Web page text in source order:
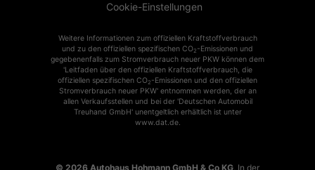
Cookie-Einstellungen
Weitere Informationen zum offiziellen Kraftstoffverbrauch
und zu den offiziellen spezifischen CO2 -Emissionen und
gegebenenfalls zum Stromverbrauch neuer PKW können dem
'Leitfaden über den offiziellen Kraftstoffverbrauch, die
offiziellen spezifischen CO2 -Emissionen und den offiziellen
Stromverbrauch neuer PKW' entnommen werden, der an
allen Verkaufsstellen und bei der 'Deutschen Automobil
Treuhand GmbH' unentgeltlich erhältlich ist unter
www.dat.de.
© 2026 Autohaus Hohmann GmbH & Co KG In der